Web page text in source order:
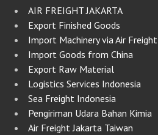
AIR FREIGHT JAKARTA
Export Finished Goods
Import Machinery via Air Freight
Import Goods from China
Export Raw Material
Logistics Services Indonesia
Sea Freight Indonesia
Pengiriman Udara Bahan Kimia
Air Freight Jakarta Taiwan